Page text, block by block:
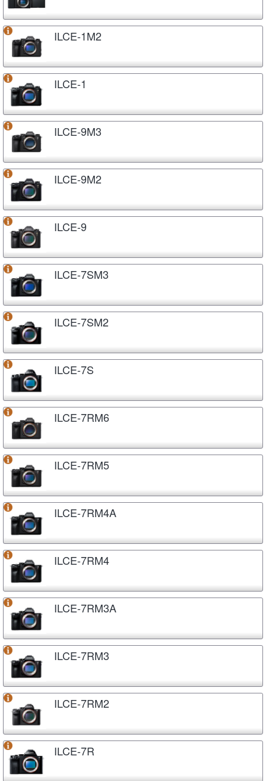
ILCE-1M2
ILCE-1
ILCE-9M3
ILCE-9M2
ILCE-9
ILCE-7SM3
ILCE-7SM2
ILCE-7S
ILCE-7RM6
ILCE-7RM5
ILCE-7RM4A
ILCE-7RM4
ILCE-7RM3A
ILCE-7RM3
ILCE-7RM2
ILCE-7R